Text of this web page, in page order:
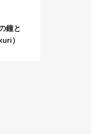
鐘と
）